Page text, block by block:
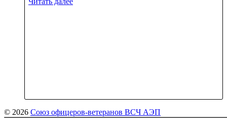
© 2026 Союз офицеров-ветеранов ВСЧ АЭП